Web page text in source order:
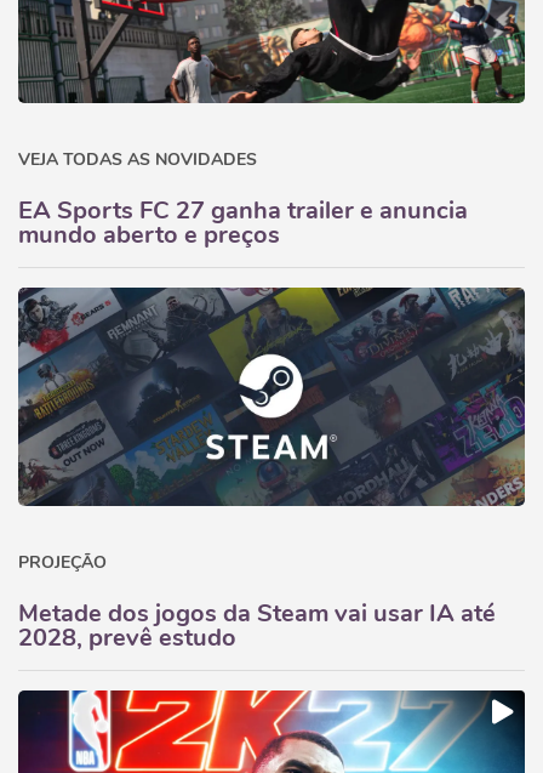
VEJA TODAS AS NOVIDADES
EA Sports FC 27 ganha trailer e anuncia
mundo aberto e preços
PROJEÇÃO
Metade dos jogos da Steam vai usar IA até
2028, prevê estudo